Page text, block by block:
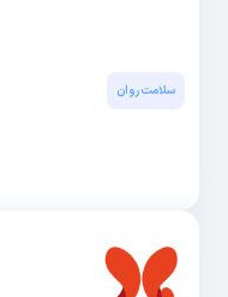
سلامت روان